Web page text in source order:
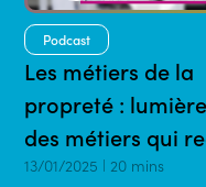
Podcast
Les métiers de la
propreté :
des métiers qui
13/01/2025 | 20 mins